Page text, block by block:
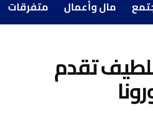
مال وأعمال متفرقات
تقدم